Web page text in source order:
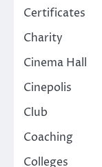
Certificates
Charity
Cinema Hall
Cinepolis
Club
Coaching
Colleges